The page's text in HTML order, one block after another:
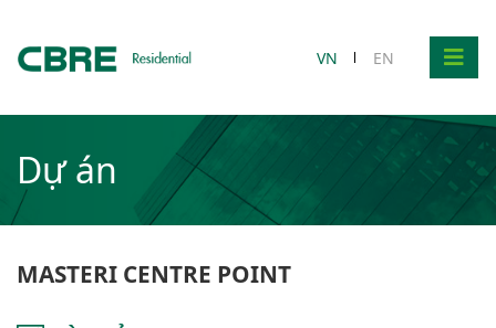
VN EN
Dự án
MASTERI CENTRE POINT